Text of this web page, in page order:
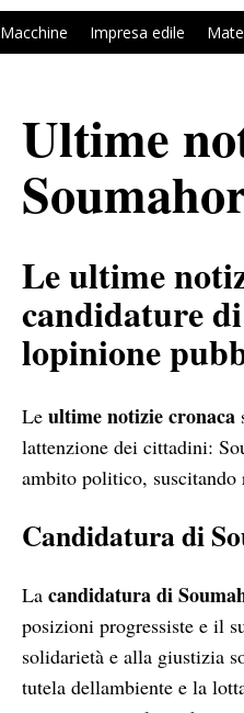
Macchine Impresa edile
Ultime
Le ultime
candidature
lopinione
Le ultime notizie cronaca
lattenzione dei cittadini:
ambito politico,
Candidatura di
La candidatura di
posizioni progressiste e il
solidarietà e alla giustizia
tutela dellambiente e la